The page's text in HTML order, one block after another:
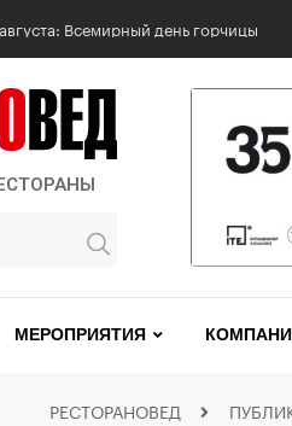
Всемирный день горчицы
МЕРОПРИЯТИЯ
РЕСТОРАНОВЕД